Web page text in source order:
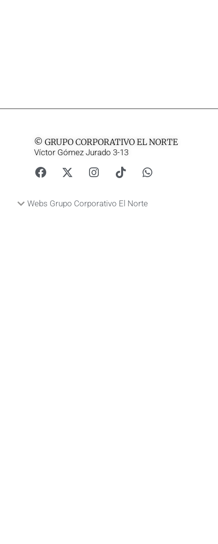
© GRUPO CORPORATIVO EL NORTE
Víctor Gómez Jurado 3-13
Webs Grupo Corporativo El Norte